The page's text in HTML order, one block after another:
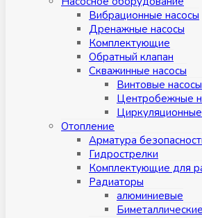
Вибрационные насосы
Дренажные насосы
Комплектующие
Обратный клапан
Скважинные насосы
Винтовые насосы
Центробежные
Отопление
Арматура
Гидрострелки
Комплектующие для
Радиаторы
алюминиевые
Биметаллические